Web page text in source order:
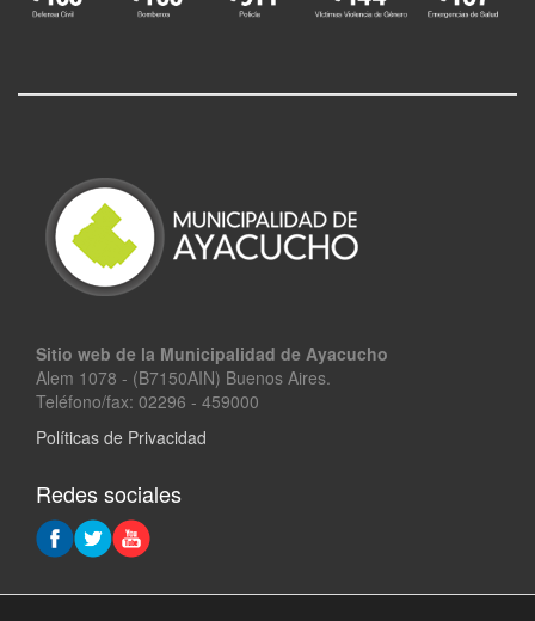
Sitio web de la Municipalidad de Ayacucho
Alem 1078 - (B7150AIN) Buenos Aires.
Teléfono/fax: 02296 - 459000
Políticas de Privacidad
Redes sociales